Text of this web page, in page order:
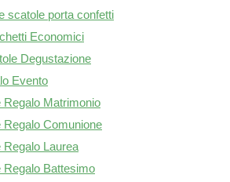
scatole porta confetti
Economici
Degustazione
Evento
Regalo Matrimonio
Regalo Comunione
Regalo Laurea
Regalo Battesimo